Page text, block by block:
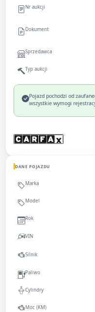
Nr aukcji
Dokument
Sprzedawca
Typ aukcji
Pojazd pochodzi od
wszystkie wymogi
DANE POJAZDU
Marka
Model
Rok
VIN
Silnik
Paliwo
Cylindry
Moc (KM)